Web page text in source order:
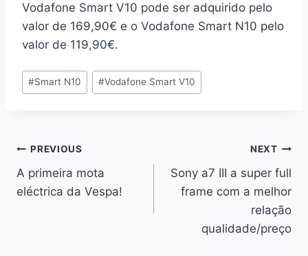
Vodafone Smart V10 pode ser adquirido pelo
valor de 169,90€ e o Vodafone Smart N10 pelo
valor de 119,90€.
Post
Tags:
#Smart N10 #Vodafone Smart V10
Navegação
de
PREVIOUS
A primeira mota
eléctrica da Vespa!
NEXT
Sony a7 III a super full
frame com a melhor
relação
qualidade/preço